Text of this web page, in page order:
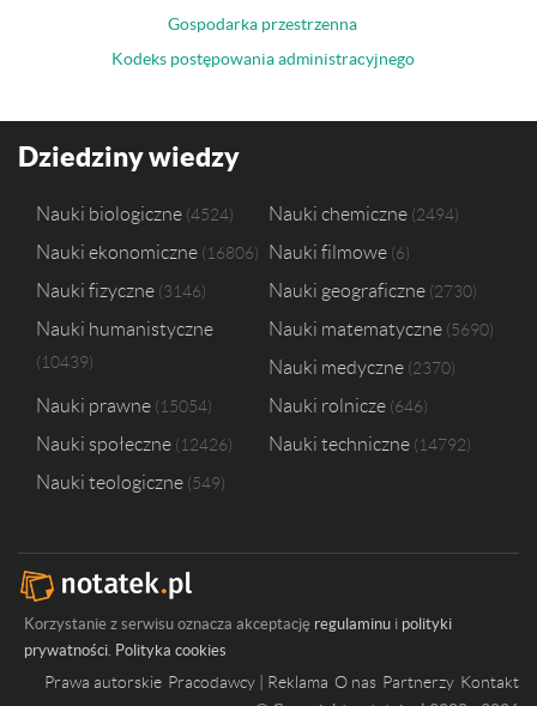
Gospodarka przestrzenna
Kodeks postępowania administracyjnego
Dziedziny wiedzy
Nauki biologiczne 4524 Nauki chemiczne 2494
Nauki ekonomiczne 16806 Nauki filmowe 6
Nauki fizyczne 3146 Nauki geograficzne 2730
Nauki humanistyczne
10439
Nauki matematyczne 5690
Nauki medyczne 2370
Nauki prawne 15054 Nauki rolnicze 646
Nauki społeczne 12426 Nauki techniczne 14792
Nauki teologiczne 549
Korzystanie z serwisu oznacza akceptację regulaminu i polityki
prywatności. Polityka cookies
Prawa autorskie Pracodawcy | Reklama O nas Partnerzy Kontakt